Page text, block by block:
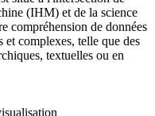
(IHM) et de la science
compréhension de données
et complexes, telle que des
textuelles ou en